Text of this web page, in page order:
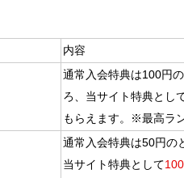
内容
通常入会特典は100円
ろ、当サイト特典とし
もらえます。※最高ラ
通常入会特典は50円の
当サイト特典として